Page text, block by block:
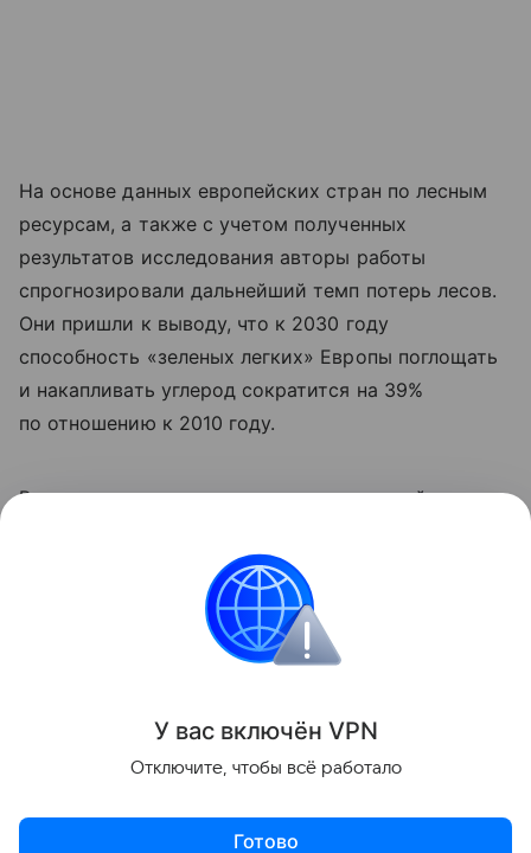
На основе данных европейских стран по лесным
ресурсам, а также с учетом полученных
результатов исследования авторы работы
спрогнозировали дальнейший темп потерь лесов.
Они пришли к выводу, что к 2030 году
способность «зеленых легких» Европы поглощать
и накапливать углерод сократится на 39%
по отношению к 2010 году.
Ранее мырассказывали, как окаменевший лес
Поделиться
У вас включён VPN
Отключите, чтобы всё работало
Готово